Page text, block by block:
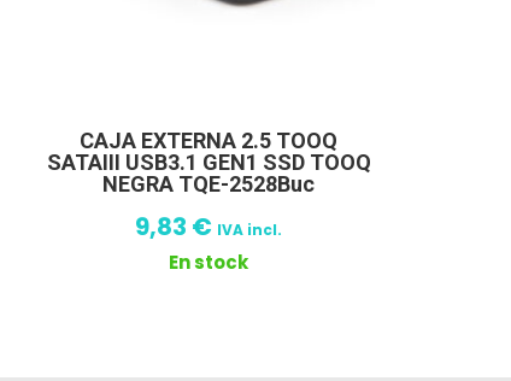
CAJA EXTERNA 2.5 TOOQ
SATAIII USB3.1 GEN1 SSD TOOQ
NEGRA TQE-2528Buc
9,83 € IVA incl.
En stock